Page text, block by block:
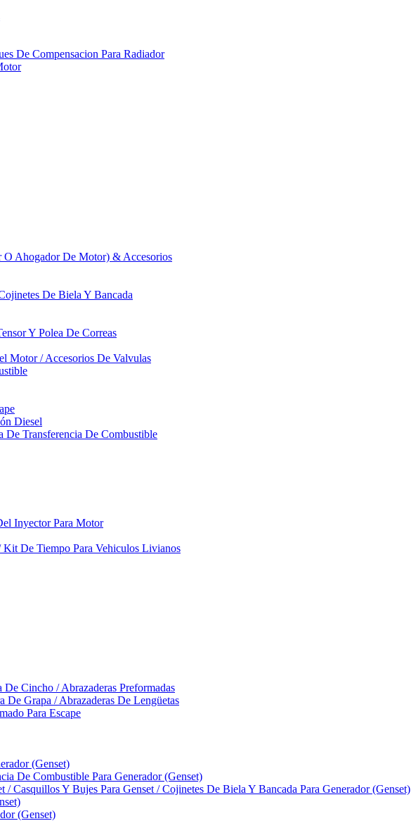
De Compensacion Para Radiador
O Ahogador De Motor) & Accesorios
De Biela Y Bancada
Y Polea De Correas
Motor / Accesorios De Valvulas
Diesel
De Transferencia De Combustible
Inyector Para Motor
Kit De Tiempo Para Vehiculos Livianos
Cincho / Abrazaderas Preformadas
De Grapa / Abrazaderas De Lengüetas
Para Escape
(Genset)
De Combustible Para Generador (Genset)
/ Casquillos Y Bujes Para Genset / Cojinetes De Biela Y Bancada Para Generador (Genset)
(Genset)